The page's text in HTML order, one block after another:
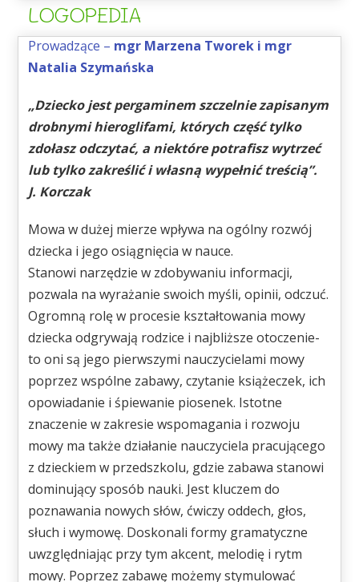
LOGOPEDIA
Prowadzące – mgr Marzena Tworek i mgr
Natalia Szymańska
„Dziecko jest pergaminem szczelnie zapisanym
drobnymi hieroglifami, których część tylko
zdołasz odczytać, a niektóre potrafisz wytrzeć
lub tylko zakreślić i własną wypełnić treścią”.
J. Korczak
Mowa w dużej mierze wpływa na ogólny rozwój
dziecka i jego osiągnięcia w nauce.
Stanowi narzędzie w zdobywaniu informacji,
pozwala na wyrażanie swoich myśli, opinii, odczuć.
Ogromną rolę w procesie kształtowania mowy
dziecka odgrywają rodzice i najbliższe otoczenie-
to oni są jego pierwszymi nauczycielami mowy
poprzez wspólne zabawy, czytanie książeczek, ich
opowiadanie i śpiewanie piosenek. Istotne
znaczenie w zakresie wspomagania i rozwoju
mowy ma także działanie nauczyciela pracującego
z dzieckiem w przedszkolu, gdzie zabawa stanowi
dominujący sposób nauki. Jest kluczem do
poznawania nowych słów, ćwiczy oddech, głos,
słuch i wymowę. Doskonali formy gramatyczne
uwzględniając przy tym akcent, melodię i rytm
mowy. Poprzez zabawę możemy stymulować